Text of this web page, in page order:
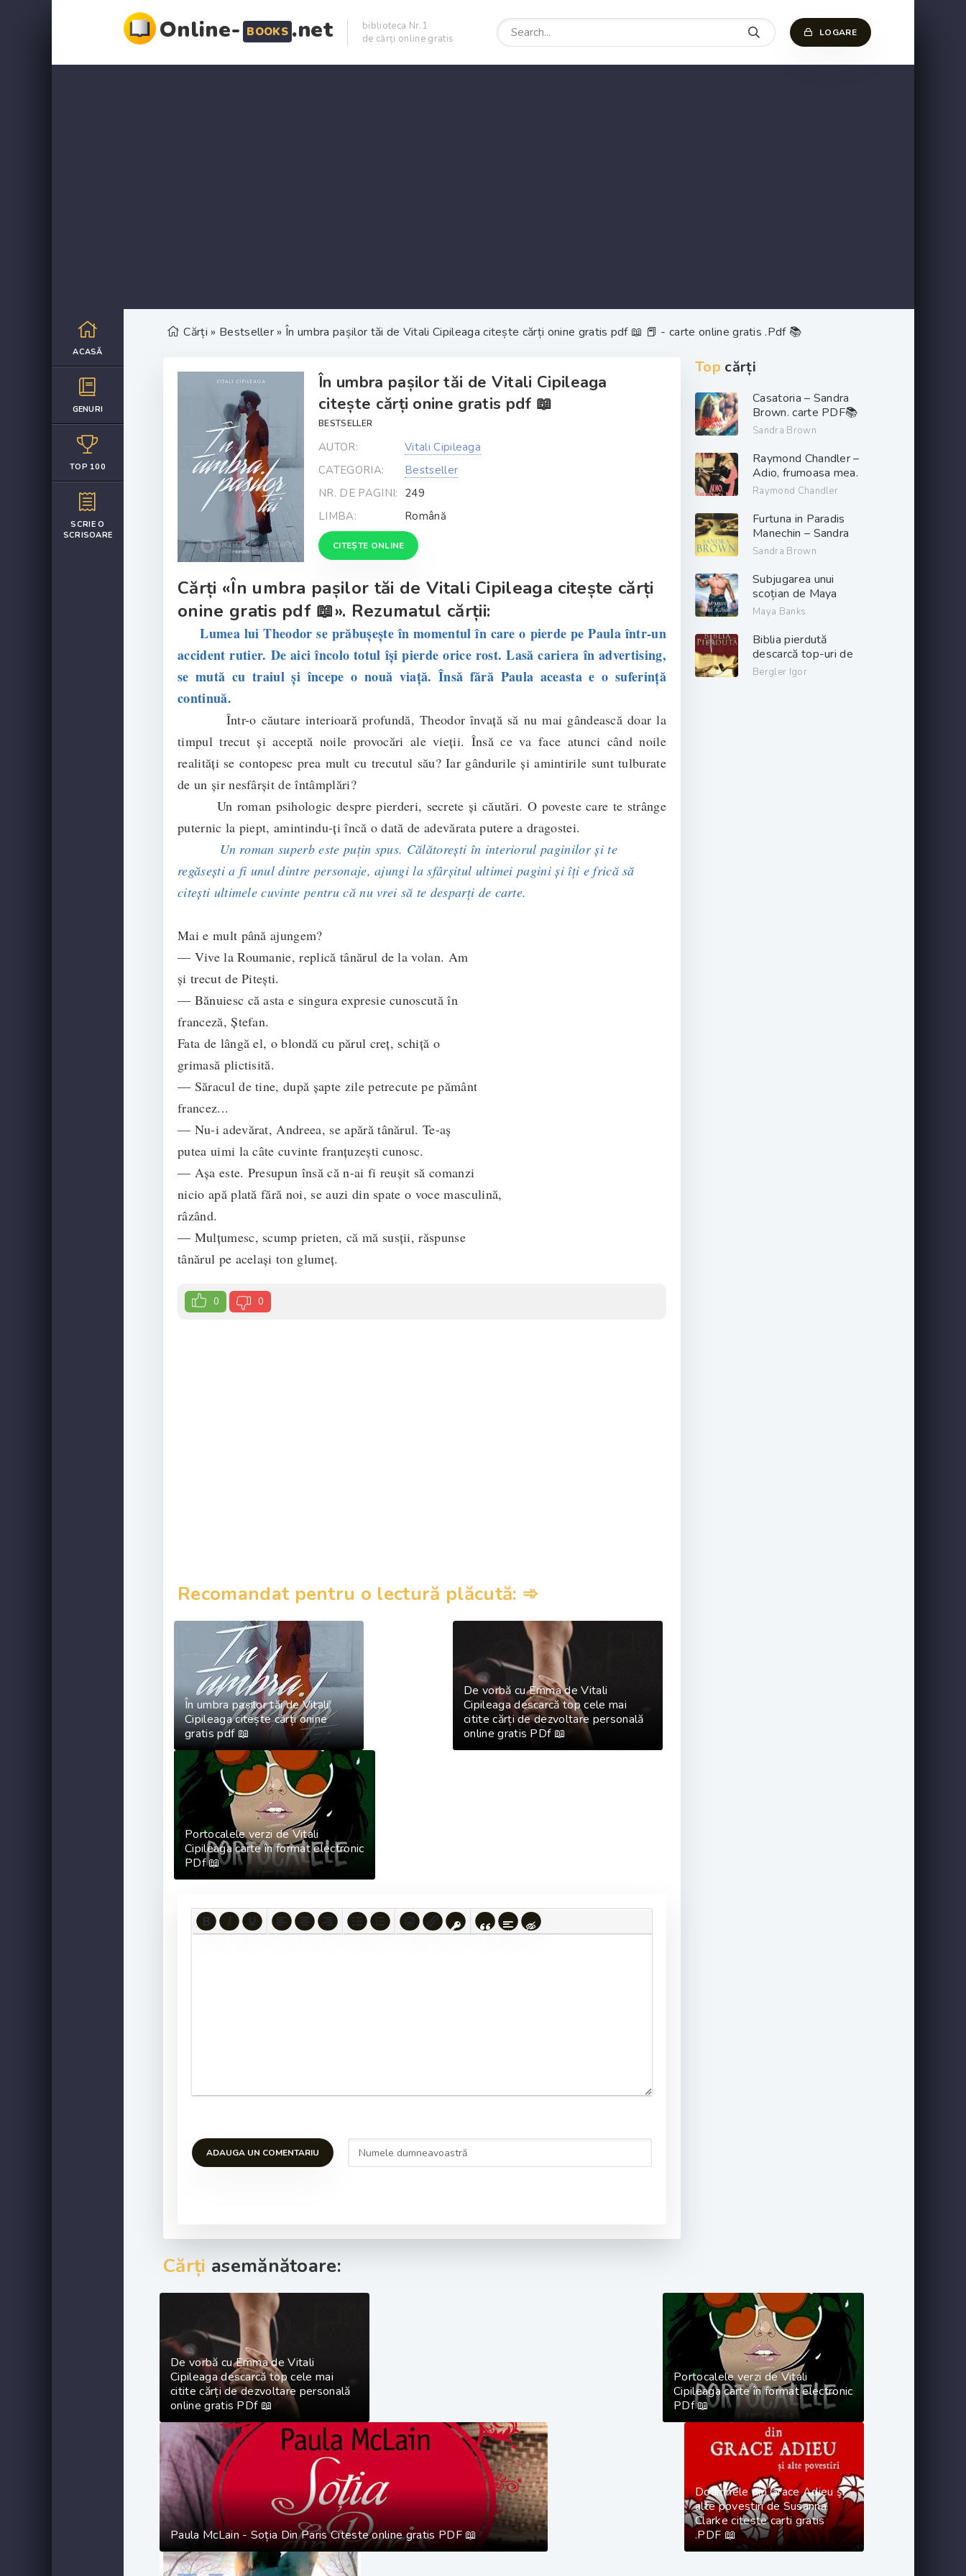
Online- BOOKS .net
biblioteca Nr.1
de cărți online gratis
LOGARE
ACASĂ
GENURI
TOP 100
SCRIE O
SCRISOARE
Cărți » Bestseller » În umbra pașilor tăi de Vitali Cipileaga citește cărți onine gratis pdf 📖 📕 - carte online gratis .Pdf 📚
În umbra pașilor tăi de Vitali Cipileaga
citește cărți onine gratis pdf 📖
BESTSELLER
AUTOR:
Vitali Cipileaga
CATEGORIA:
Bestseller
NR. DE PAGINI: 249
LIMBA:
Română
CITEȘTE ONLINE
Cărți «În umbra pașilor tăi de Vitali Cipileaga citește cărți
onine gratis pdf 📖». Rezumatul cărții:
Lumea lui Theodor se prăbușește în momentul în care o pierde pe Paula într-un
accident rutier. De aici încolo totul își pierde orice rost. Lasă cariera în advertising,
se mută cu traiul și începe o nouă viață. Însă fără Paula aceasta e o suferință
continuă.
Într-o căutare interioară profundă, Theodor învață să nu mai gândească doar la
timpul trecut și acceptă noile provocări ale vieții. Însă ce va face atunci când noile
realități se contopesc prea mult cu trecutul său? Iar gândurile și amintirile sunt tulburate
de un șir nesfârșit de întâmplări?
Un roman psihologic despre pierderi, secrete și căutări. O poveste care te strânge
puternic la piept, amintindu-ți încă o dată de adevărata putere a dragostei.
Un roman superb este puțin spus. Călătorești în interiorul paginilor și te
regăsești a fi unul dintre personaje, ajungi la sfârșitul ultimei pagini și îți e frică să
citești ultimele cuvinte pentru că nu vrei să te desparți de carte.
Mai e mult până ajungem?
— Vive la Roumanie, replică tânărul de la volan. Am
și trecut de Pitești.
— Bănuiesc că asta e singura expresie cunoscută în
franceză, Ștefan.
Fata de lângă el, o blondă cu părul creț, schiță o
grimasă plictisită.
— Săracul de tine, după șapte zile petrecute pe pământ
francez...
— Nu-i adevărat, Andreea, se apără tânărul. Te-aș
putea uimi la câte cuvinte franțuzești cunosc.
— Așa este. Presupun însă că n-ai fi reușit să comanzi
nicio apă plată fără noi, se auzi din spate o voce masculină,
râzând.
— Mulțumesc, scump prieten, că mă susții, răspunse
tânărul pe același ton glumeț.
0 0
Recomandat pentru o lectură plăcută: ➾
În umbra pașilor tăi de Vitali
Cipileaga citește cărți onine
gratis pdf 📖
De vorbă cu Emma de Vitali
Cipileaga descarcă top cele mai
citite cărți de dezvoltare personală
online gratis PDf 📖
Portocalele verzi de Vitali
Cipileaga carte în format electronic
PDf 📖
ADAUGA UN COMENTARIU
Top cărți
Casatoria – Sandra
Brown. carte PDF📚
Sandra Brown
Raymond Chandler –
Adio, frumoasa mea.
PDF📚
Raymond Chandler
Furtuna in Paradis
Manechin – Sandra
Brown. PDF📚
Sandra Brown
Subjugarea unui
scoțian de Maya
Banks descarcă carți
gratis .pdf 📖
Maya Banks
Biblia pierdută
descarcă top-uri de
cărți online gratis
Bergler Igor
Cărți asemănătoare:
De vorbă cu Emma de Vitali
Cipileaga descarcă top cele mai
citite cărți de dezvoltare personală
online gratis PDf 📖
Portocalele verzi de Vitali
Cipileaga carte în format electronic
PDf 📖
Paula McLain - Soția Din Paris Citeste online gratis PDF 📖
Doamnele din Grace Adieu şi
alte povestiri de Susanna
Clarke citeste carti gratis
.PDF 📖